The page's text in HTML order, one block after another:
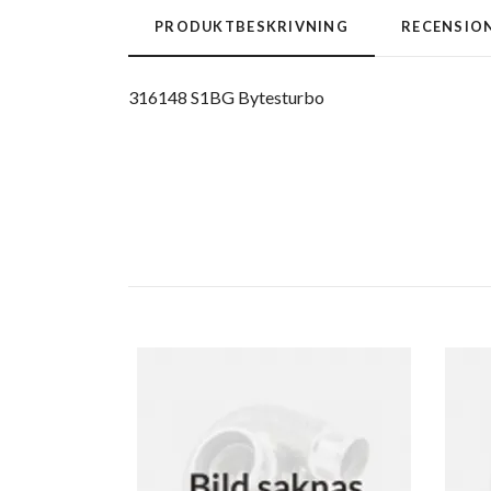
PRODUKTBESKRIVNING
316148 S1BG Bytesturbo